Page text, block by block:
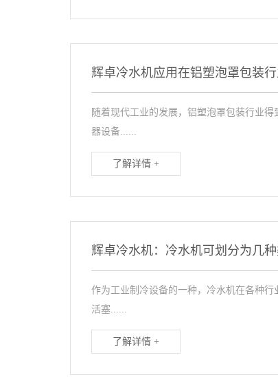
辉卓冷水机应用在铝塑泡罩包装
随着现代工业的发展，铝塑泡罩包装行业
器设备......
了解详情 +
辉卓冷水机：冷水机可划分为几种
作为工业制冷设备的一种，冷水机在各种
活塞......
了解详情 +